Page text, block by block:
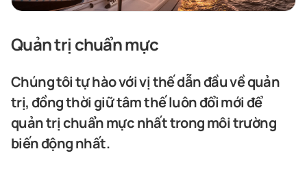
Quản trị chuẩn mực
Chúng tôi tự hào với vị thế dẫn đầu về quản
trị, đồng thời giữ tâm thế luôn đổi mới để
quản trị chuẩn mực nhất trong môi trường
biến động nhất.